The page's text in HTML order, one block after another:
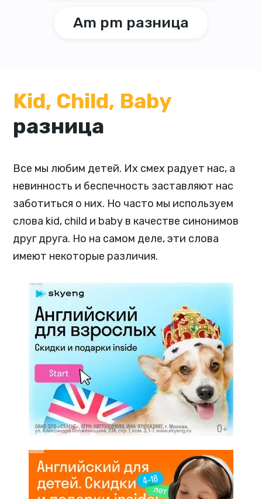
Am pm разница
Kid, Child, Baby
разница
Все мы любим детей. Их смех радует нас, а
невинность и беспечность заставляют нас
заботиться о них. Но часто мы используем
слова kid, child и baby в качестве синонимов
друг друга. Но на самом деле, эти слова
имеют некоторые различия.